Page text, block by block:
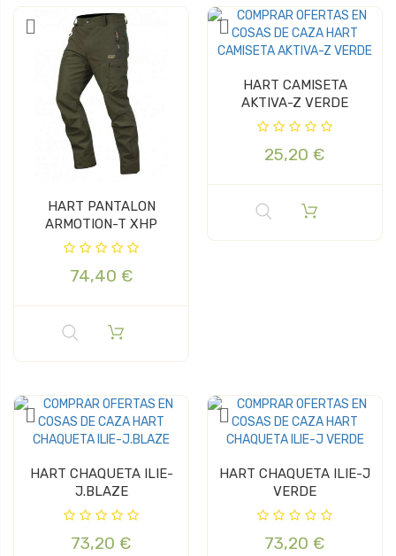
HART PANTALON
ARMOTION-T XHP
74,40 €
HART CAMISETA
AKTIVA-Z VERDE
25,20 €
HART CHAQUETA ILIE-
J.BLAZE
73,20 €
HART CHAQUETA ILIE-J
VERDE
73,20 €